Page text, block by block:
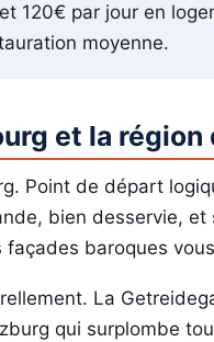
120€ par jour en
moyenne.
et la
Point de départ
bien desservie,
baroques
La
qui surplombe